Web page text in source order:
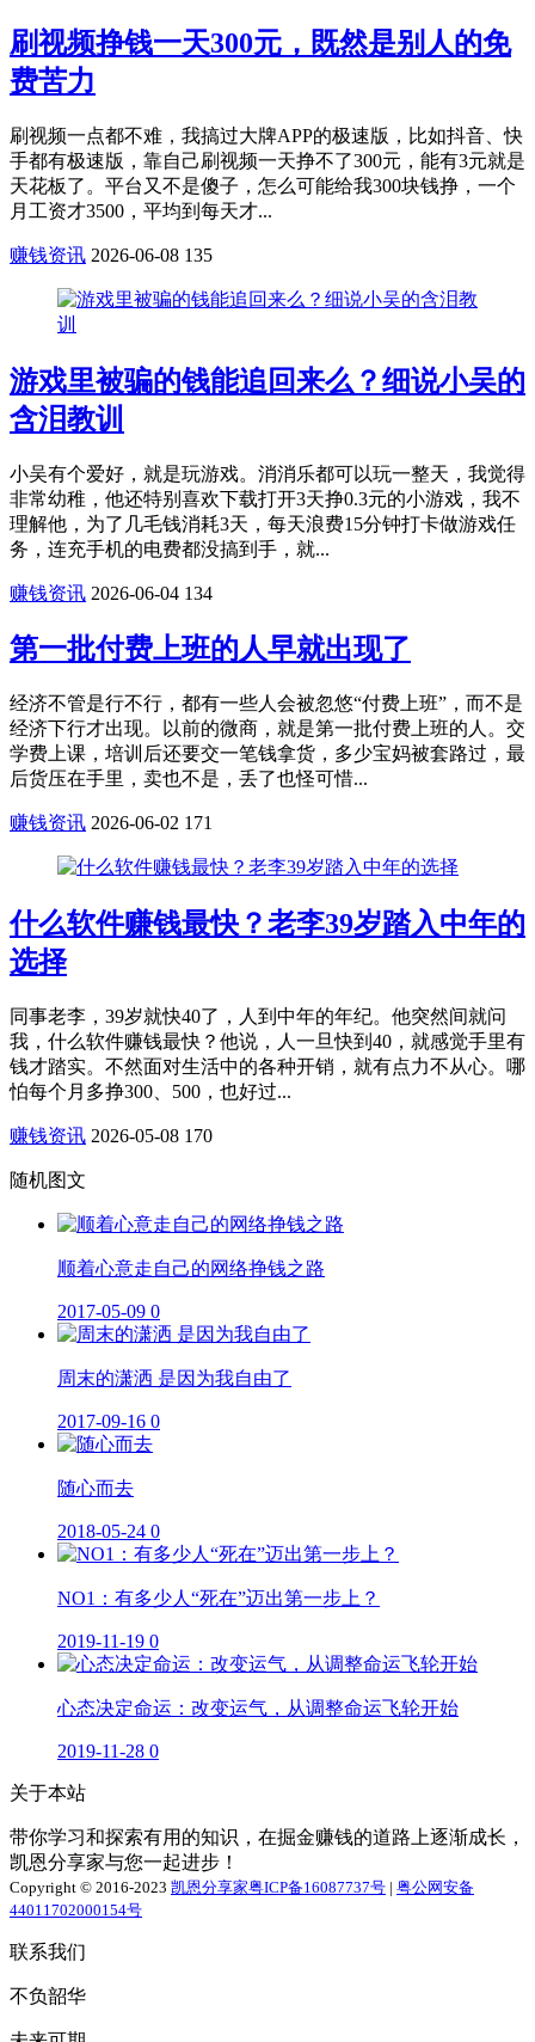
刷视频挣钱一天300元，既然是别人的免
费苦力
刷视频一点都不难，我搞过大牌APP的极速版，比如抖音、快
手都有极速版，靠自己刷视频一天挣不了300元，能有3元就是
天花板了。平台又不是傻子，怎么可能给我300块钱挣，一个
月工资才3500，平均到每天才...
赚钱资讯 2026-06-08 135
游戏里被骗的钱能追回来么？细说小吴的
含泪教训
小吴有个爱好，就是玩游戏。消消乐都可以玩一整天，我觉得
非常幼稚，他还特别喜欢下载打开3天挣0.3元的小游戏，我不
理解他，为了几毛钱消耗3天，每天浪费15分钟打卡做游戏任
务，连充手机的电费都没搞到手，就...
赚钱资讯 2026-06-04 134
第一批付费上班的人早就出现了
经济不管是行不行，都有一些人会被忽悠“付费上班”，而不是
经济下行才出现。以前的微商，就是第一批付费上班的人。交
学费上课，培训后还要交一笔钱拿货，多少宝妈被套路过，最
后货压在手里，卖也不是，丢了也怪可惜...
赚钱资讯 2026-06-02 171
什么软件赚钱最快？老李39岁踏入中年的
选择
同事老李，39岁就快40了，人到中年的年纪。他突然间就问
我，什么软件赚钱最快？他说，人一旦快到40，就感觉手里有
钱才踏实。不然面对生活中的各种开销，就有点力不从心。哪
怕每个月多挣300、500，也好过...
赚钱资讯 2026-05-08 170
随机图文
顺着心意走自己的网络挣钱之路
2017-05-09 0
周末的潇洒 是因为我自由了
2017-09-16 0
随心而去
2018-05-24 0
NO1：有多少人“死在”迈出第一步上？
2019-11-19 0
心态决定命运：改变运气，从调整命运飞轮开始
2019-11-28 0
关于本站
带你学习和探索有用的知识，在掘金赚钱的道路上逐渐成长，
凯恩分享家与您一起进步！
Copyright © 2016-2023 凯恩分享家粤ICP备16087737号 | 粤公网安备
44011702000154号
联系我们
不负韶华